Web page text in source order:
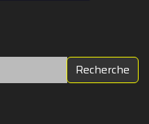
Recherche